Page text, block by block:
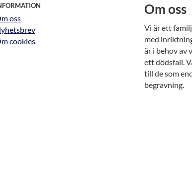
oss
cookies
Om oss
Vi är ett
med
är i behov av
ett dödsfall.
till de som
begravning.